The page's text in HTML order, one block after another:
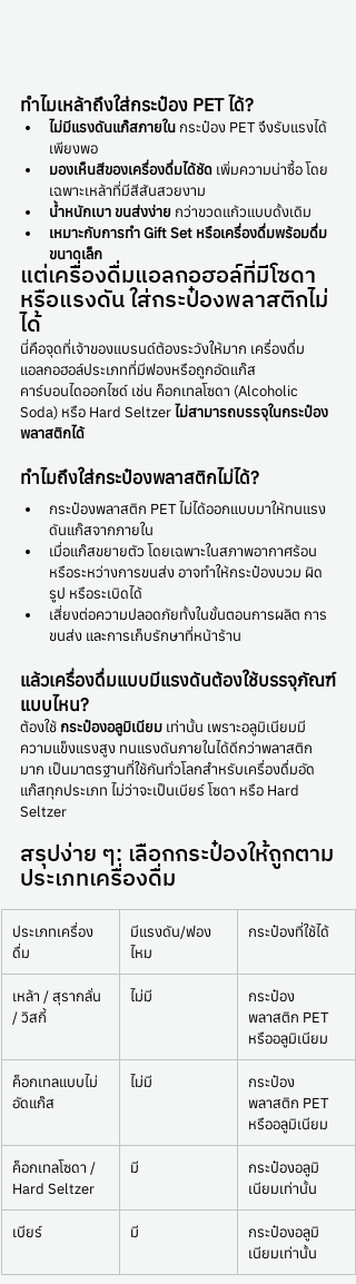
ทำไมเหล้าถึงใส่กระป๋อง PET ได้?
ไม่มีแรงดันแก๊สภายใน กระป๋อง PET จึงรับแรงได้
เพียงพอ
มองเห็นสีของเครื่องดื่มได้ชัด เพิ่มความน่าซื้อ โดย
เฉพาะเหล้าที่มีสีสันสวยงาม
น้ำหนักเบา ขนส่งง่าย กว่าขวดแก้วแบบดั้งเดิม
เหมาะกับการทำ Gift Set หรือเครื่องดื่มพร้อมดื่ม
ขนาดเล็ก
แต่เครื่องดื่มแอลกอฮอล์ที่มีโซดา
หรือแรงดัน ใส่กระป๋องพลาสติกไม่
ได้
นี่คือจุดที่เจ้าของแบรนด์ต้องระวังให้มาก เครื่องดื่ม
แอลกอฮอล์ประเภทที่มีฟองหรือถูกอัดแก๊ส
คาร์บอนไดออกไซด์ เช่น ค็อกเทลโซดา (Alcoholic
Soda) หรือ Hard Seltzer ไม่สามารถบรรจุในกระป๋อง
พลาสติกได้
ทำไมถึงใส่กระป๋องพลาสติกไม่ได้?
กระป๋องพลาสติก PET ไม่ได้ออกแบบมาให้ทนแรง
ดันแก๊สจากภายใน
เมื่อแก๊สขยายตัว โดยเฉพาะในสภาพอากาศร้อน
หรือระหว่างการขนส่ง อาจทำให้กระป๋องบวม ผิด
รูป หรือระเบิดได้
เสี่ยงต่อความปลอดภัยทั้งในขั้นตอนการผลิต การ
ขนส่ง และการเก็บรักษาที่หน้าร้าน
แล้วเครื่องดื่มแบบมีแรงดันต้องใช้บรรจุภัณฑ์
แบบไหน?
ต้องใช้ กระป๋องอลูมิเนียม เท่านั้น เพราะอลูมิเนียมมี
ความแข็งแรงสูง ทนแรงดันภายในได้ดีกว่าพลาสติก
มาก เป็นมาตรฐานที่ใช้กันทั่วโลกสำหรับเครื่องดื่มอัด
แก๊สทุกประเภท ไม่ว่าจะเป็นเบียร์ โซดา หรือ Hard
Seltzer
สรุปง่าย ๆ: เลือกกระป๋องให้ถูกตาม
ประเภทเครื่องดื่ม
ประเภทเครื่อง
ดื่ม
มีแรงดัน/ฟอง
ไหม
กระป๋องที่ใช้ได้
เหล้า / สุรากลั่น
/ วิสกี้
ไม่มี
กระป๋อง
พลาสติก PET
หรืออลูมิเนียม
ค็อกเทลแบบไม่
อัดแก๊ส
ไม่มี
กระป๋อง
พลาสติก PET
หรืออลูมิเนียม
ค็อกเทลโซดา /
Hard Seltzer
มี
กระป๋องอลูมิ
เนียมเท่านั้น
เบียร์ มี
กระป๋องอลูมิ
เนียมเท่านั้น